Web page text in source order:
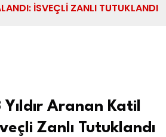
İSVEÇLI ZANLI TUTUKLANDI
Yıldır Aranan Katil
Zanlı Tutuklandı